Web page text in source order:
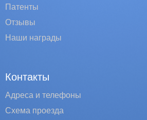
Патенты
Отзывы
Наши награды
Контакты
Адреса и телефоны
Схема проезда